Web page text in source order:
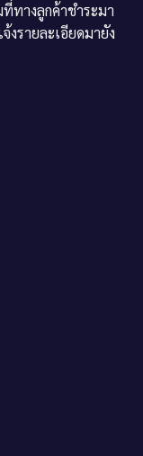
ทางลูกค้าชำระมา
งรายละเอียดมายัง